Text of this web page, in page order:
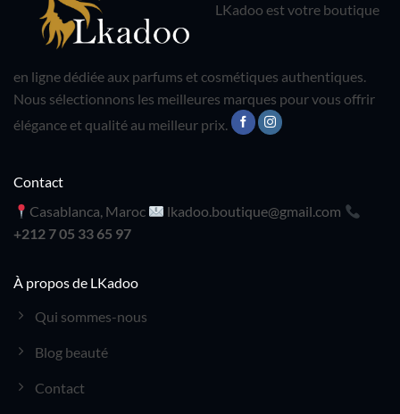
LKadoo est votre boutique
en ligne dédiée aux parfums et cosmétiques authentiques.
Nous sélectionnons les meilleures marques pour vous offrir
élégance et qualité au meilleur prix.
À propos de LKadoo
Qui sommes-nous
Blog beauté
Contact
Contact
Casablanca, Maroc
lkadoo.boutique@gmail.com
+212 7 05 33 65 97